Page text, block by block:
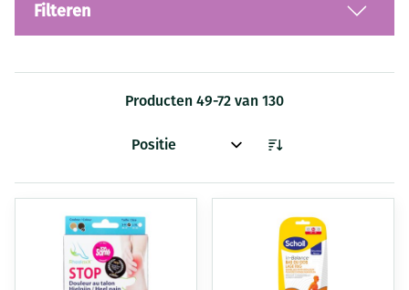
Filteren
Producten 49-72 van 130
Sorteer op: